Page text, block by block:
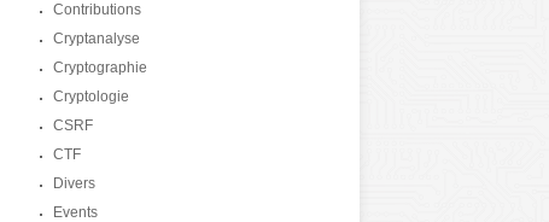
Contributions
Cryptanalyse
Cryptographie
Cryptologie
CSRF
CTF
Divers
Events